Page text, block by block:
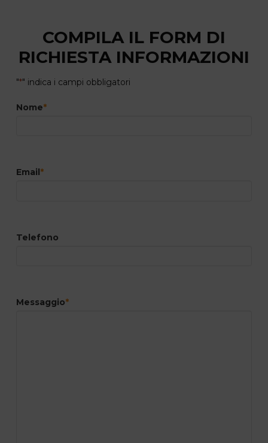
COMPILA IL FORM DI
RICHIESTA INFORMAZIONI
"*" indica i campi obbligatori
Nome*
Email*
Telefono
Messaggio*